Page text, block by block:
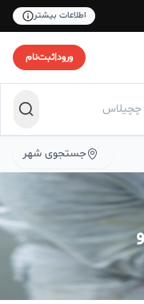
اطلاعات بیشتر
ورود|ثبت‌نام
جستجوی شهر